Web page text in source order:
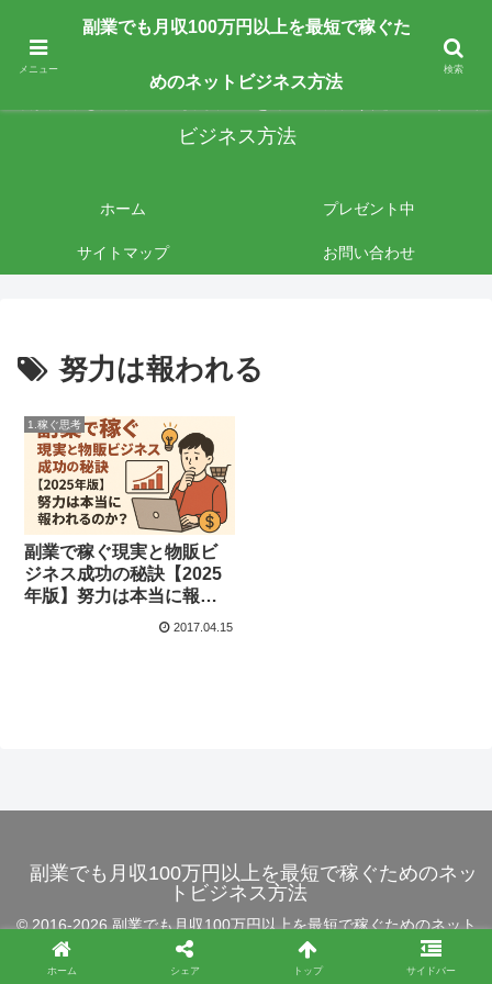
副業で月収100万円以上を最短最速で目指す人向けです。ネットビジネスで稼
ビジネス方法
ホーム プレゼント中
サイトマップ お問い合わせ
努力は報われる
1.稼ぐ思考
副業で稼ぐ現実と物販ビ
ジネス成功の秘訣【2025
年版】努力は本当に報わ
れるのか？ No.56
2017.04.15
副業でも月収100万円以上を最短で稼ぐためのネッ
トビジネス方法
© 2016-2026 副業でも月収100万円以上を最短で稼ぐためのネット
メニュー
副業でも月収100万円以上を最短で稼ぐた
めのネットビジネス方法
検索
ホーム シェア トップ サイドバー